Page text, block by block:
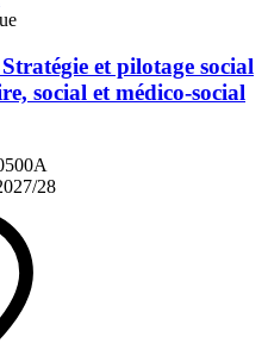
et pilotage social
social et médico-social
28